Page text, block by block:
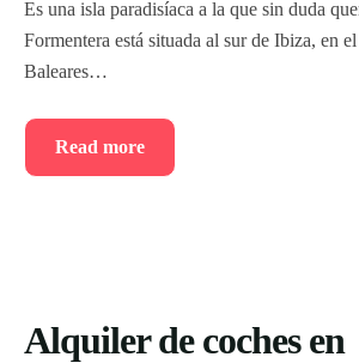
Es una isla paradisíaca a la que sin duda
Formentera está situada al sur de Ibiza, en
Baleares…
Read more
Alquiler de coches en